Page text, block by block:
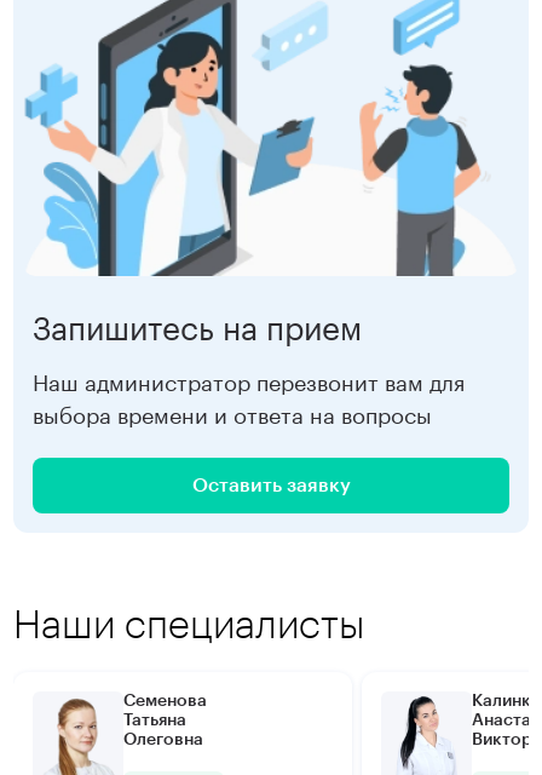
Ладожская 3 000 ₽
Садовая 3 000 ₽
Старая Деревня 3 000 ₽
Чернышевская 3 000 ₽
Девяткино 3 000 ₽
Запишитесь на прием
Наш администратор перезвонит вам для
выбора времени и ответа на вопросы
Оставить заявку
Наши специалисты
Семенова
Татьяна
Олеговна